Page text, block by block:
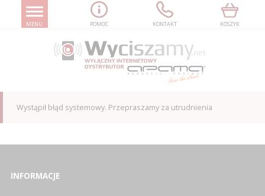
MENU POMOC KONTAKT KOSZYK
Wystąpił błąd systemowy. Przepraszamy za utrudnienia
INFORMACJE